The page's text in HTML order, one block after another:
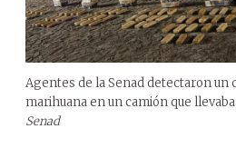
Agentes de la Senad detectaron un
marihuana en un camión que
Senad